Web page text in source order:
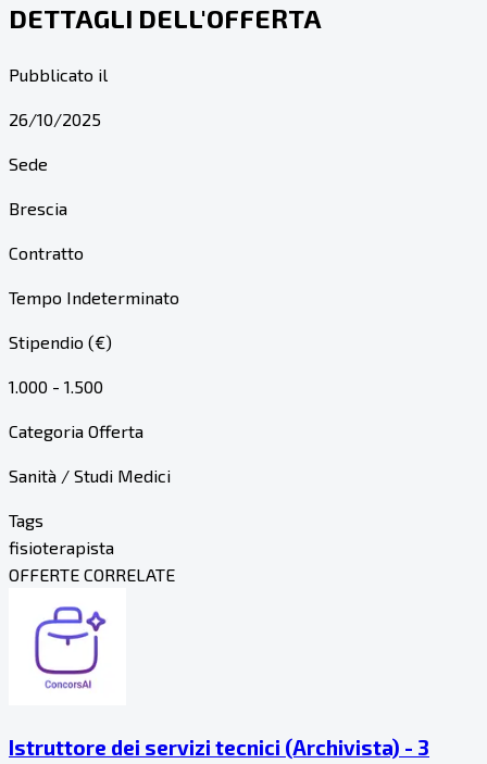
DETTAGLI DELL'OFFERTA
Pubblicato il
26/10/2025
Sede
Brescia
Contratto
Tempo Indeterminato
Stipendio (€)
1.000 - 1.500
Categoria Offerta
Sanità / Studi Medici
Tags
fisioterapista
OFFERTE CORRELATE
Istruttore dei servizi tecnici (Archivista) - 3